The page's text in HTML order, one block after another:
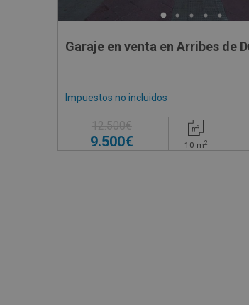
Garaje en venta en Arribes de
Impuestos no incluidos
12.500€
9.500€ 10 m2